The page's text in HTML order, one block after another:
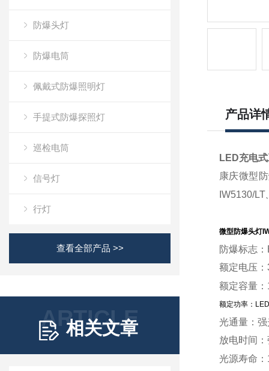
防爆头灯
防爆电筒
佩戴式防爆照明灯
手提式防爆探照灯
巡检电筒
信号灯
行灯
查看全部产品 >>
ARTICLE
相关文章
产品详
LED充电
康庆微型
IW5130/LT
微型防爆头灯
防爆标志：
额定电压：
额定容量：
额定功率：
光通量：强
放电时间
光源寿命：